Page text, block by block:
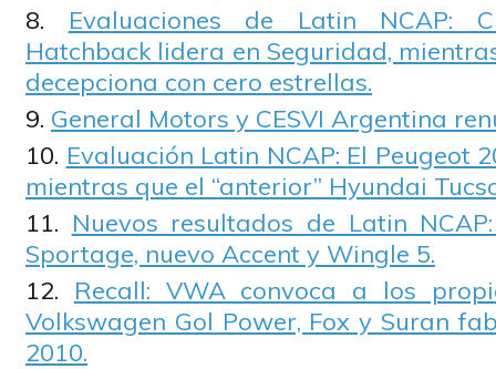
Evaluaciones de Latin NCAP:
Hatchback lidera en Seguridad,
decepciona con cero estrellas.
General Motors y CESVI Argentina
Evaluación Latin NCAP: El Peugeot
mientras que el “anterior” Hyundai
Nuevos resultados de Latin
Sportage, nuevo Accent y Wingle 5.
Recall: VWA convoca a los
Volkswagen Gol Power, Fox y Suran
2010.